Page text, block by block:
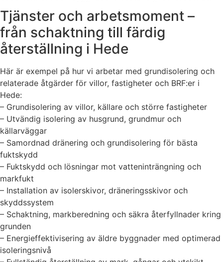
Tjänster och arbetsmoment –
från schaktning till färdig
återställning i Hede
Här är exempel på hur vi arbetar med grundisolering och
relaterade åtgärder för villor, fastigheter och BRF:er i
Hede:
– Grundisolering av villor, källare och större fastigheter
– Utvändig isolering av husgrund, grundmur och
källarväggar
– Samordnad dränering och grundisolering för bästa
fuktskydd
– Fuktskydd och lösningar mot vatteninträngning och
markfukt
– Installation av isolerskivor, dräneringsskivor och
skyddssystem
– Schaktning, markberedning och säkra återfyllnader kring
grunden
– Energieffektivisering av äldre byggnader med optimerad
isoleringsnivå